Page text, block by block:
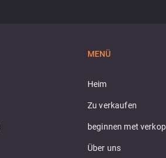
MENÜ
Heim
Zu verkaufen
beginnen met
Über uns